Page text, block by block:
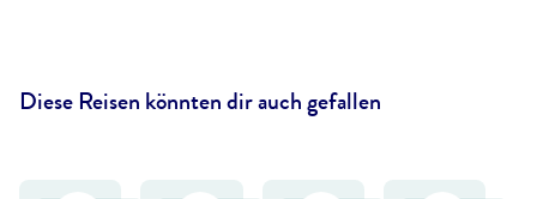
Diese Reisen könnten dir auch gefallen